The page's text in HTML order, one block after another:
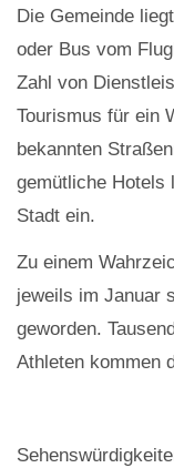
Die Gemeinde
oder Bus vom
Zahl von
Tourismus für ein
bekannten
gemütliche Hotels
Stadt ein.
Zu einem
jeweils im Januar
geworden.
Athleten kommen